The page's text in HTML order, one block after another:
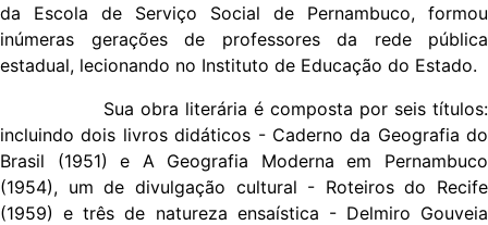
da Escola de Serviço Social de Pernambuco, formou
inúmeras gerações de professores da rede pública
estadual, lecionando no Instituto de Educação do Estado.
Sua obra literária é composta por seis títulos:
incluindo dois livros didáticos - Caderno da Geografia do
Brasil (1951) e A Geografia Moderna em Pernambuco
(1954), um de divulgação cultural - Roteiros do Recife
(1959) e três de natureza ensaística - Delmiro Gouveia